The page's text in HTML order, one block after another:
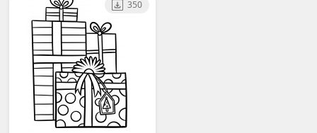
350